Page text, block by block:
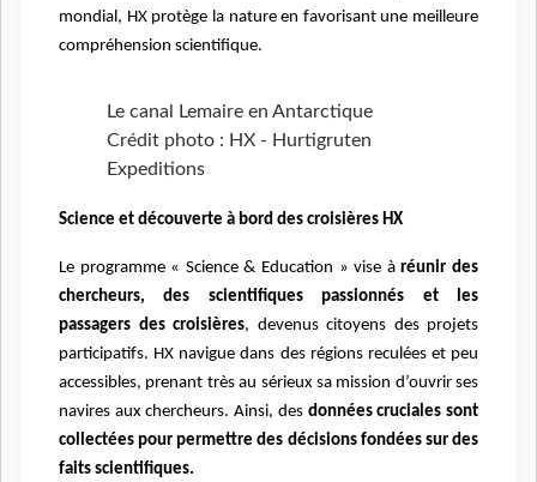
mondial, HX protège la nature en favorisant une meilleure
compréhension scientifique.
Le canal Lemaire en Antarctique
Crédit photo : HX - Hurtigruten
Expeditions
Science et découverte à bord des croisières HX
Le programme « Science & Education » vise àréunir des
chercheurs, des scientifiques passionnés et les
passagers des croisières, devenus citoyens des projets
participatifs. HX navigue dans des régions reculées et peu
accessibles, prenant très au sérieux sa mission d’ouvrir ses
navires aux chercheurs. Ainsi, des données cruciales sont
collectées pour permettre des décisions fondées sur des
faits scientifiques.